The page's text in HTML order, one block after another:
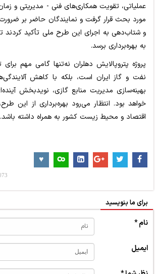
عملیاتی، تقویت همکاری‌های فنی - مدیریتی و
مورد بحث قرار گرفت و نمایندگان حاضر بر
و شتاب‌دهی به اجرای این طرح ملی تأکید کردند
به بهره‌برداری برسد.
پروژه پتروپالایش دهلران نه‌تنها گامی مهم
نفت و گاز ایران است، بلکه با کاهش
بهینه‌سازی مدیریت منابع گازی، نویدبخش
خواهد بود. انتظار می‌رود بهره‌برداری از این
اقتصاد و محیط زیست کشور به همراه داشته باشد.
برای ما بنویسید
نام *
ایمیل